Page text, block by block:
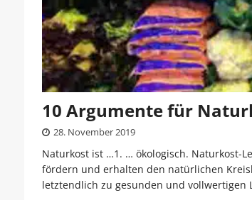
10 Argumente für
28. November 2019
Naturkost ist …1. … ökologisch. Naturkost-
fördern und erhalten den natürlichen
letztendlich zu gesunden und vollwertigen